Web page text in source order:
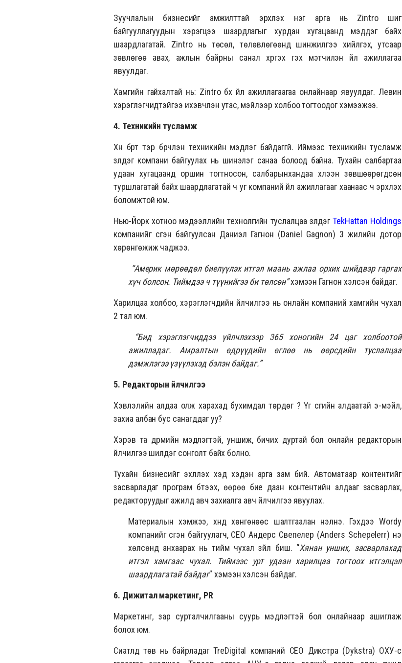
Зуучлалын бизнесийг амжилттай эрхлэх нэг арга нь Zintro шиг
байгууллагуудын хэрэгцээ шаардлагыг хурдан хугацаанд мэддэг байх
шаардлагатай. Zintro нь төсөл, төлөвлөгөөнд шинжилгээ хийлгэх, утсаар
зөвлөгөө авах, ажлын байрны санал хүргэх гэх мэтчилэн үйл ажиллагаа
явуулдаг.
Хамгийн гайхалтай нь: Zintro бүх үйл ажиллагаагаа онлайнаар явуулдаг. Левин
хэрэглэгчидтэйгээ ихэвчлэн утас, мэйлээр холбоо тогтоодог хэмээжээ.
4. Техникийн тусламж
Хүн бүрт тэр бүрчлэн техникийн мэдлэг байдаггүй. Иймээс техникийн тусламж
үзүүлдэг компани байгуулах нь шинэлэг санаа болоод байна. Тухайн салбартаа
удаан хугацаанд оршин тогтносон, салбарынхандаа хүлээн зөвшөөрөгдсөн
туршлагатай байх шаардлагатай ч уг компаний үйл ажиллагааг хаанаас ч эрхлэх
боломжтой юм.
Нью-Йорк хотноо мэдээллийн технолгийн туслалцаа үзүүлдэгTekHattan Holdings
компанийг үүсгэн байгуулсан Даниэл Гагнон (Daniel Gagnon) 3 жилийн дотор
хөрөнгөжиж чаджээ.
“Америк мөрөөдөл биелүүлэх итгэл маань ажлаа орхих шийдвэр гаргах
хүч болсон. Тиймдээ ч түүнийгээ би төлсөн”хэмээн Гагнон хэлсэн байдаг.
Харилцаа холбоо, хэрэглэгчдийн үйлчилгээ нь онлайн компаний хамгийн чухал
2 тал юм.
“Бид хэрэглэгчиддээ үйлчлэхээр 365 хоногийн 24 цаг холбоотой
ажилладаг. Амралтын өдрүүдийн өглөө нь өөрсдийн туслалцаа
дэмжлэгээ үзүүлэхэд бэлэн байдаг.”
5. Редакторын үйлчилгээ
Хэвлэлийн алдаа олж харахад бухимдал төрдөг үү? Үг үсгийн алдаатай э-мэйл,
захиа албан бус санагддаг уу?
Хэрэв та дүрмийн мэдлэгтэй, уншиж, бичих дуртай бол онлайн редакторын
үйлчилгээ шилдэг сонголт байх болно.
Тухайн бизнесийг эхлүүлэх хэд хэдэн арга зам бий. Автоматаар контентийг
засварладаг програм бүтээх, өөрөө бие даан контентийн алдааг засварлах,
редакторуудыг ажилд авч захиалга авч үйлчилгээ явуулах.
Материалын хэмжээ, хүнд хөнгөнөөс шалтгаалан үнэлнэ. Гэхдээ Wordy
компанийг үүсгэн байгуулагч, СЕО Андерс Свепелер (Anders Schepelerr) үнэ
хөлсөнд анхаарах нь тийм чухал зүйл биш. “Хянан унших, засварлахад
итгэл хамгаас чухал. Тиймээс урт удаан харилцаа тогтоох итгэлцэл
шаардлагатай байдаг” хэмээн хэлсэн байдаг.
6. Дижитал маркетинг, PR
Маркетинг, зар сурталчилгааны суурь мэдлэгтэй бол онлайнаар ашиглаж
болох юм.
Сиатлд төв нь байрладаг TreDigital компаний СЕО Дикстра (Dykstra) ОХУ-с